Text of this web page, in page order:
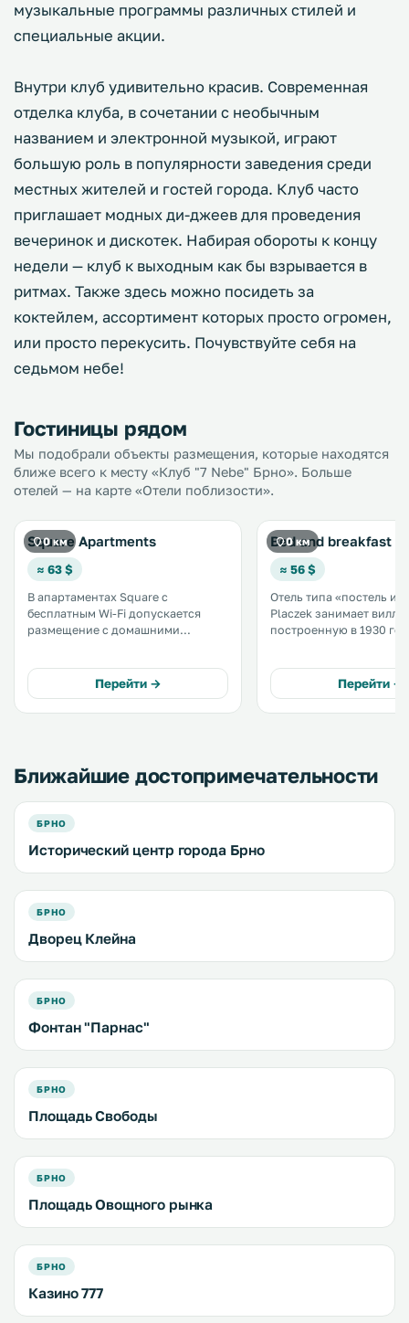
музыкальные программы различных стилей и
специальные акции.
Внутри клуб удивительно красив. Современная
отделка клуба, в сочетании с необычным
названием и электронной музыкой, играют
большую роль в популярности заведения среди
местных жителей и гостей города. Клуб часто
приглашает модных ди-джеев для проведения
вечеринок и дискотек. Набирая обороты к концу
недели — клуб к выходным как бы взрывается в
ритмах. Также здесь можно посидеть за
коктейлем, ассортимент которых просто огромен,
или просто перекусить. Почувствуйте себя на
седьмом небе!
Гостиницы рядом
Мы подобрали объекты размещения, которые находятся
ближе всего к месту «Клуб "7 Nebe" Брно». Больше
отелей — на карте «Отели поблизости».
0 км
Square Apartments
≈ 63 $
В апартаментах Square с
бесплатным Wi-Fi допускается
размещение с домашними
метрах от замка Шпильберк. .
Перейти →
0 км
Bed and breakfast
≈ 56 $
Отель типа «постель и
Placzek занимает виллу,
построенную в 1930
же здании, бесплатный
предоставляется на
Перейти →
Ближайшие достопримечательности
БРНО
Исторический центр города Брно
БРНО
Дворец Клейна
БРНО
Фонтан "Парнас"
БРНО
Площадь Свободы
БРНО
Площадь Овощного рынка
БРНО
Казино 777